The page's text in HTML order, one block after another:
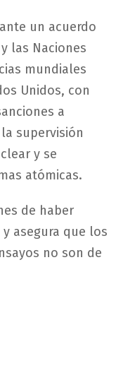
un acuerdo
las Naciones
mundiales
Unidos, con
a
supervisión
y se
atómicas.
de haber
asegura que los
no son de